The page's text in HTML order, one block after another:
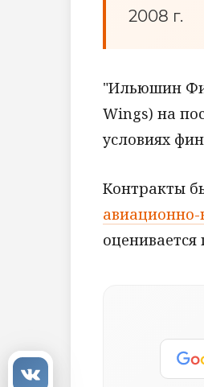
2008 г.
"Ильюшин
Wings) на
условиях
Контракты
авиационно-